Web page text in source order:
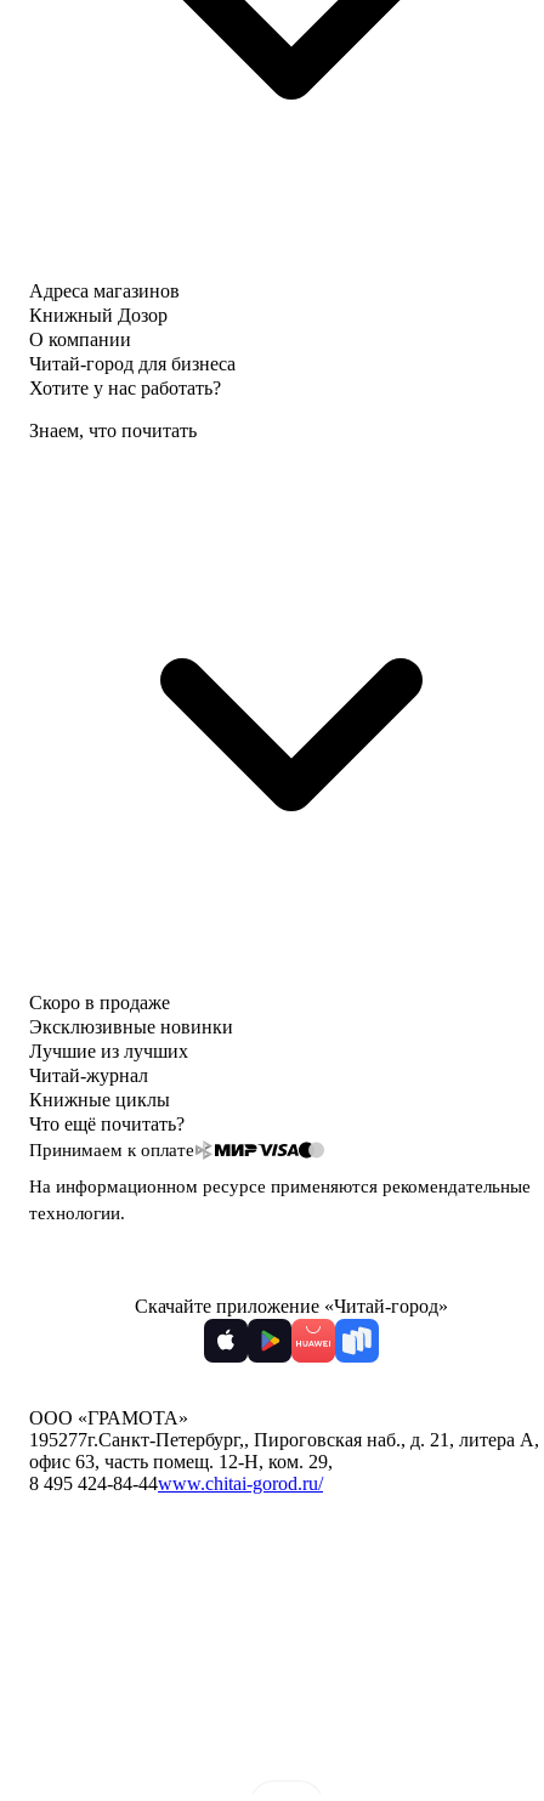
Адреса магазинов
Книжный Дозор
О компании
Читай-город для бизнеса
Хотите у нас работать?
Знаем, что почитать
Скоро в продаже
Эксклюзивные новинки
Лучшие из лучших
Читай-журнал
Книжные циклы
Что ещё почитать?
Принимаем к оплате
На информационном ресурсе применяются рекомендательные
технологии.
Скачайте приложение «Читай-город»
ООО «ГРАМОТА»
195277г.Санкт-Петербург,, Пироговская наб., д. 21, литера А,
офис 63, часть помещ. 12-Н, ком. 29,
8 495 424-84-44www.chitai-gorod.ru/